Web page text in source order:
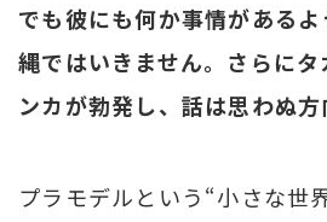
でも彼にも何か事情がある
縄ではいきません。さらに
ンカが勃発し、話は思わぬ方
プラモデルという“小さな世